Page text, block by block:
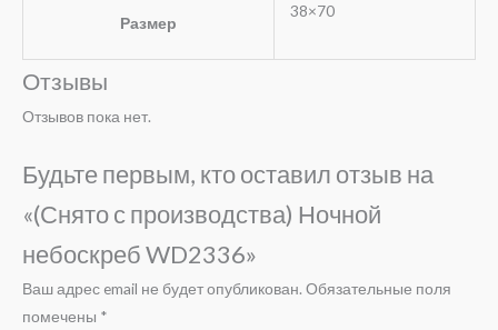
Размер
38×70
Отзывы
Отзывов пока нет.
Будьте первым, кто оставил отзыв на
«(Снято с производства) Ночной
небоскреб WD2336»
Ваш адрес email не будет опубликован. Обязательные поля
помечены *